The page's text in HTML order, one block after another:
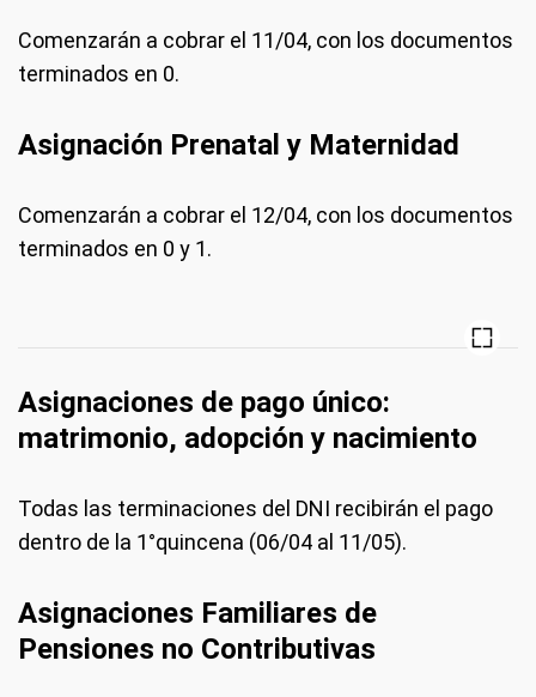
Comenzarán a cobrar el 11/04, con los documentos
terminados en 0.
Asignación Prenatal y Maternidad
Comenzarán a cobrar el 12/04, con los documentos
terminados en 0 y 1.
Asignaciones de pago único:
matrimonio, adopción y nacimiento
Todas las terminaciones del DNI recibirán el pago
dentro de la 1°quincena (06/04 al 11/05).
Asignaciones Familiares de
Pensiones no Contributivas